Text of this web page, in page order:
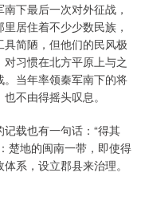
下最后一次对外征战，
居住着不少少数民族，
简陋，但他们的民风极
习惯在北方平原上与之
当年率领秦军南下的将
不由得摇头叹息。
载也有一句话：“得其
楚地的闽南一带，即使得
系，设立郡县来治理。